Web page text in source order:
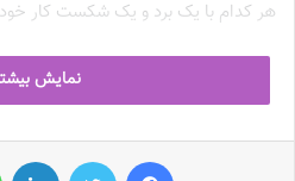
هر کدام با یک برد و یک شکست کار خود
هفته دوازدهم رقابت‌ها امروز (جمعه)
پیگیری شد؛ آن‌هم در حالی‌که طبق
شانزدهم است، در دیداری خانگی
سیرجان در تهران به مصاف آوایِ
نمایش